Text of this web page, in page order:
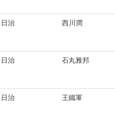
日治 西川潤
日治 石丸雅邦
日治 王鐵軍